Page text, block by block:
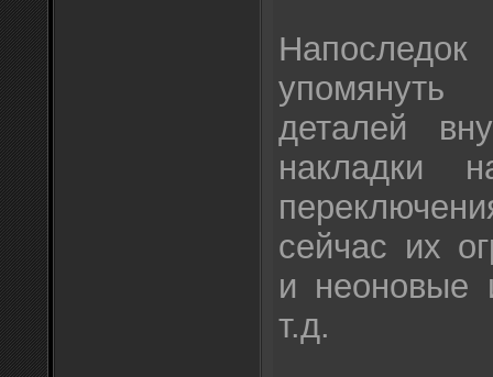
деталей
накладки
сейчас их
и неоновые
т.д.